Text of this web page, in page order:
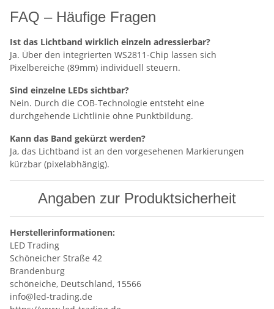
FAQ – Häufige Fragen
Ist das Lichtband wirklich einzeln adressierbar?
Ja. Über den integrierten WS2811-Chip lassen sich
Pixelbereiche (89mm) individuell steuern.
Sind einzelne LEDs sichtbar?
Nein. Durch die COB-Technologie entsteht eine
durchgehende Lichtlinie ohne Punktbildung.
Kann das Band gekürzt werden?
Ja, das Lichtband ist an den vorgesehenen Markierungen
kürzbar (pixelabhängig).
Angaben zur Produktsicherheit
Herstellerinformationen:
LED Trading
Schöneicher Straße 42
Brandenburg
schöneiche, Deutschland, 15566
info@led-trading.de